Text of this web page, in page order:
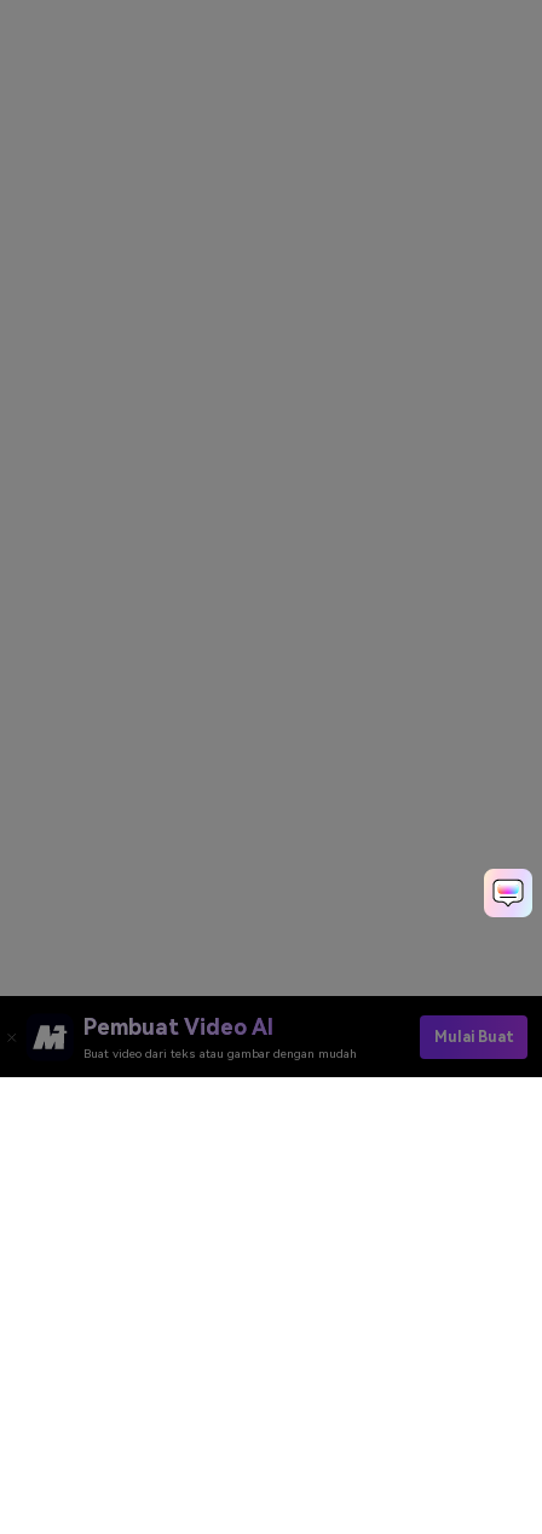
Pembuat Video AI
Buat video dari teks atau gambar dengan mudah
Mulai Buat